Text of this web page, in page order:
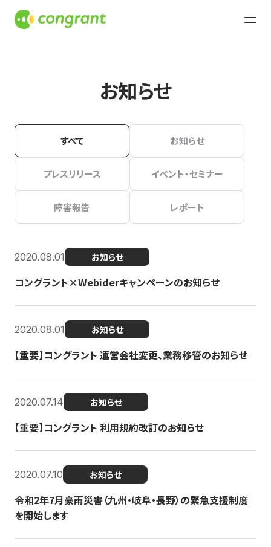
お知らせ
すべて お知らせ
プレスリリース イベント・セミナー
障害報告 レポート
2020.08.01 お知らせ
コングラント×Webiderキャンペーンのお知らせ
2020.08.01 お知らせ
【重要】コングラント 運営会社変更、業務移管のお知らせ
2020.07.14 お知らせ
【重要】コングラント 利用規約改訂のお知らせ
2020.07.10 お知らせ
令和2年7月豪雨災害（九州・岐阜・長野）の緊急支援制度
を開始します